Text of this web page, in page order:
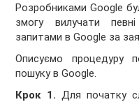
Розробниками Google
змогу вилучати
запитами в Google за
Описуємо процедуру
пошуку в Google.
Крок 1. Для початку